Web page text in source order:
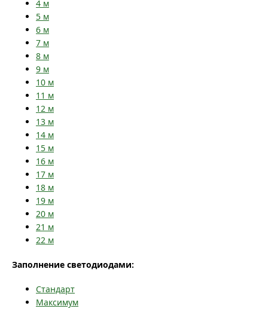
4 м
5 м
6 м
7 м
8 м
9 м
10 м
11 м
12 м
13 м
14 м
15 м
16 м
17 м
18 м
19 м
20 м
21 м
22 м
Заполнение светодиодами:
Стандарт
Максимум